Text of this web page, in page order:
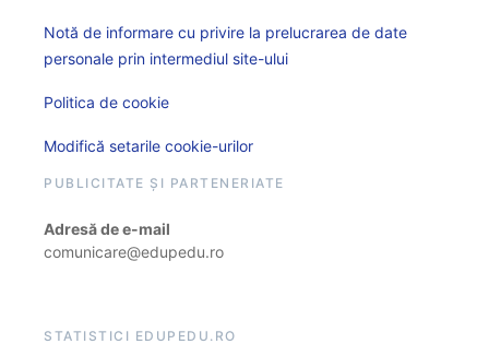
Notă de informare cu privire la prelucrarea de date
personale prin intermediul site-ului
Politica de cookie
Modifică setarile cookie-urilor
PUBLICITATE ȘI PARTENERIATE
Adresă de e-mail
comunicare@edupedu.ro
STATISTICI EDUPEDU.RO